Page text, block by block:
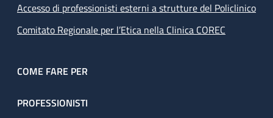
Accesso di professionisti esterni a strutture del Policlinico
Comitato Regionale per l’Etica nella Clinica COREC
COME FARE PER
PROFESSIONISTI